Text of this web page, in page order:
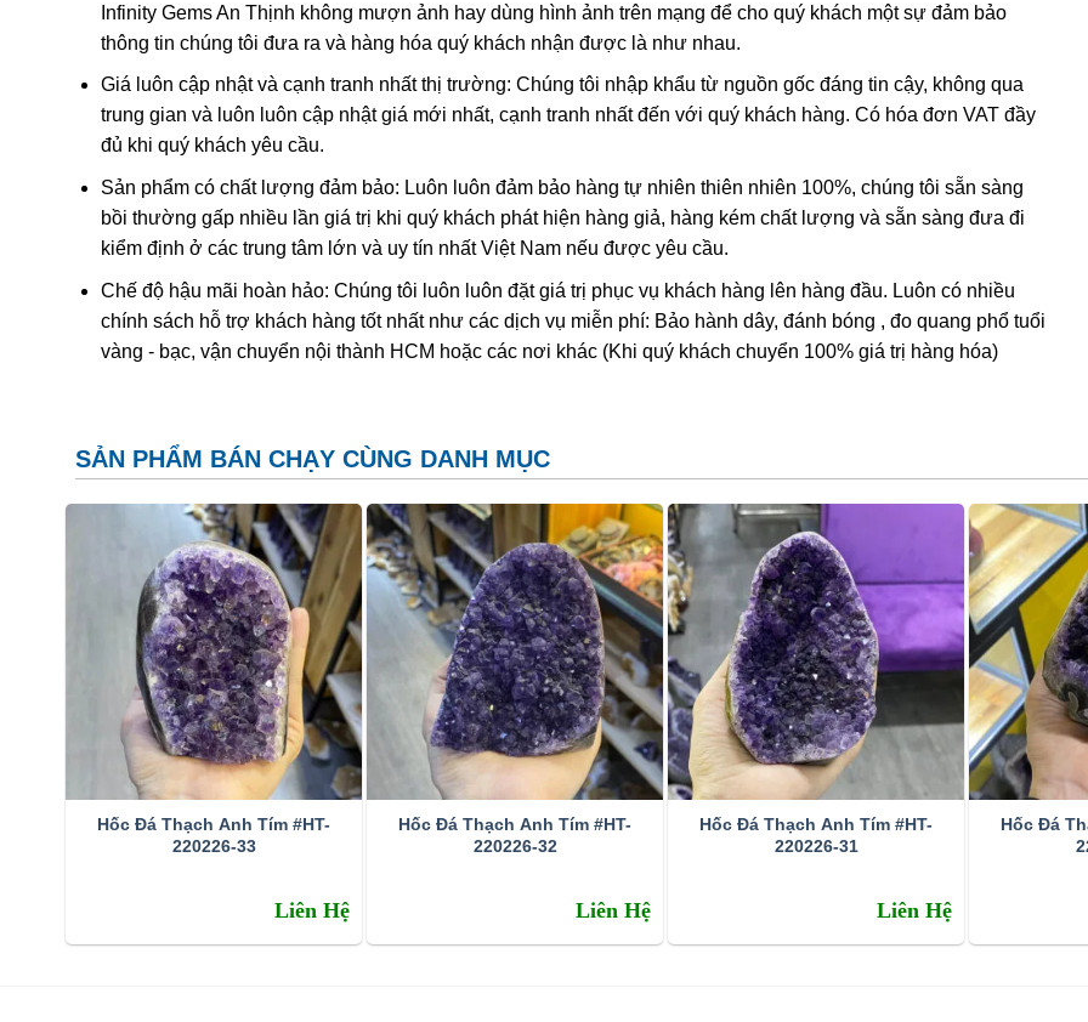
Khi nung nóng ametit thường chuyển thành màu vàng , và hầu hết , cairngorm của ngành kim hoàn đá quý
được coi đơn giản chỉ là “ametit được gia nhiệt”. Thạch anh ametit có xu hướng bị mất màu khi bị lộ ra mặt đất.
Ametit tổng hợp rất giống với ametit chất lượng cao. Các đặc điểm hóa học và vật lý đều rất giống với ametit tự
nhiên nên rất khó phân biệt một cách chính xác trừ khi dùng những thử nghiệm đá quý học cao cấp tốn kém. Thử
nghiệm dựa trên quy luật sinh đôi tên “Brazil law twinning” (một dạng của thạch anh sinh đôi, khi đó cấu trúc
thạch anh phải và trái được liên kết tạo thành một tinh thể duy nhấtđược sử dụng để xác định ametit tổng hợp sẽ
dễ dàng hơn. Tuy nhiên về mặc lý thuyết, người ta có thể tạo ra vật liệu tổng hợp này nhưng khó mà tạo ra được
Tên khoa học: đá thạch anh tím (amethyst)
Infinity Gems An Thịnh không mượn ảnh hay dùng hình ảnh trên mạng để cho quý khách một sự đảm bảo
thông tin chúng tôi đưa ra và hàng hóa quý khách nhận được là như nhau.
Giá luôn cập nhật và cạnh tranh nhất thị trường: Chúng tôi nhập khẩu từ nguồn gốc đáng tin cậy, không qua
trung gian và luôn luôn cập nhật giá mới nhất, cạnh tranh nhất đến với quý khách hàng. Có hóa đơn VAT đầy
đủ khi quý khách yêu cầu.
Sản phẩm có chất lượng đảm bảo: Luôn luôn đảm bảo hàng tự nhiên thiên nhiên 100%, chúng tôi sẵn sàng
bồi thường gấp nhiều lần giá trị khi quý khách phát hiện hàng giả, hàng kém chất lượng và sẵn sàng đưa đi
kiểm định ở các trung tâm lớn và uy tín nhất Việt Nam nếu được yêu cầu.
Chế độ hậu mãi hoàn hảo: Chúng tôi luôn luôn đặt giá trị phục vụ khách hàng lên hàng đầu. Luôn có nhiều
chính sách hỗ trợ khách hàng tốt nhất như các dịch vụ miễn phí: Bảo hành dây, đánh bóng , đo quang phổ tuổi
vàng - bạc, vận chuyển nội thành HCM hoặc các nơi khác (Khi quý khách chuyển 100% giá trị hàng hóa)
SẢN PHẨM BÁN CHẠY CÙNG DANH MỤC
Hốc Đá Thạch Anh Tím #HT-
220226-33
Liên Hệ
Hốc Đá Thạch Anh Tím #HT-
220226-32
Liên Hệ
Hốc Đá Thạch Anh Tím #HT-
220226-31
Liên Hệ
Hốc Đá